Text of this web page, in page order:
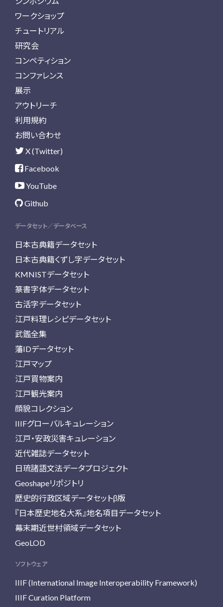
ワークショップ
チュートリアル
研究会
コンペティション
コンファレンス
展示
アウトリーチ
利用規約
お問い合わせ
X (Twitter)
Facebook
YouTube
Github
データセット／データベース
日本古典籍データセット
日本古典籍くずし字データセット
KMNISTデータセット
篆書字体データセット
古活字データセット
江戸料理レシピデータセット
武鑑全集
藩IDデータセット
江戸マップ
江戸買物案内
江戸観光案内
顔貌コレクション
IIIFグローバルキュレーション
江戸・安政災害キュレーション
近代雑誌データセット
日琉諸語文法データプロジェクト
Geoshapeリポジトリ
歴史的行政区域データセットβ版
『日本歴史地名大系』地名項目データセット
幕末期近世村領域データセット
GeoLOD
ソフトウェア
IIIF (International Image Interoperability Framework)
IIIF Curation Platform